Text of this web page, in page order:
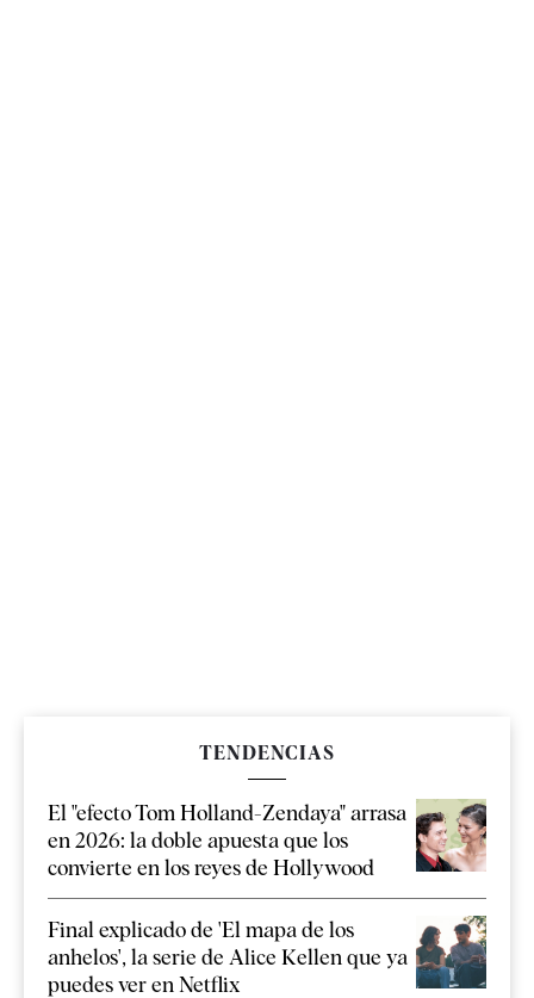
TENDENCIAS
El "efecto Tom Holland-Zendaya" arrasa
en 2026: la doble apuesta que los
convierte en los reyes de Hollywood
Final explicado de 'El mapa de los
anhelos', la serie de Alice Kellen que ya
puedes ver en Netflix